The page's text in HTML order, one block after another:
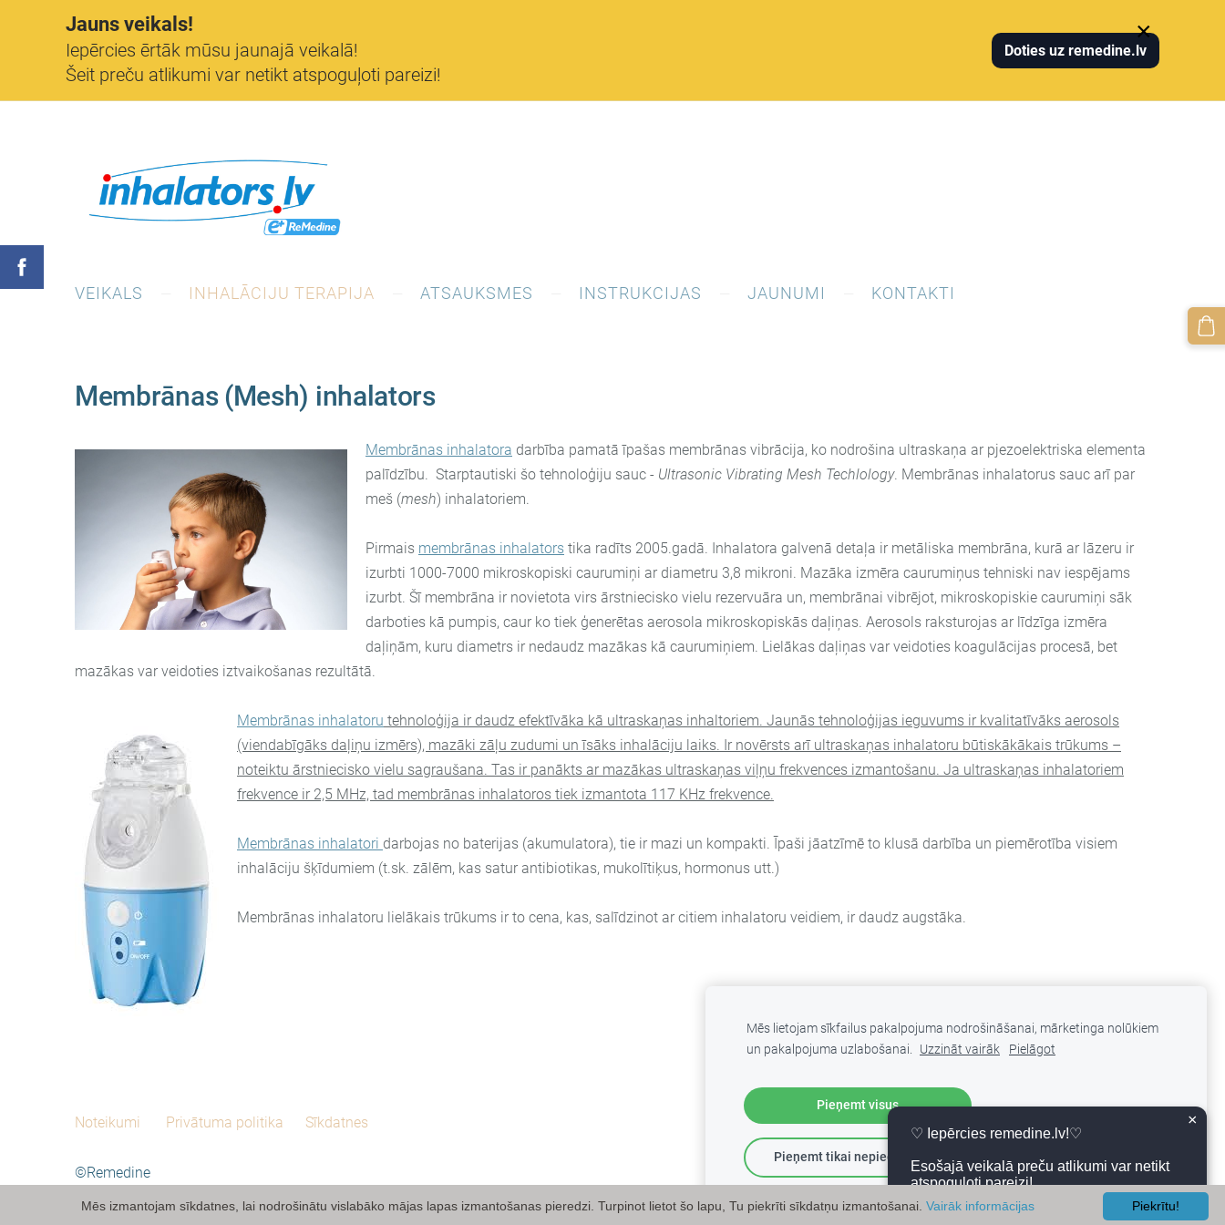
Jauns veikals!
Iepērcies ērtāk mūsu jaunajā veikalā!
Šeit preču atlikumi var netikt atspoguļoti pareizi!
Doties uz remedine.lv
×
VEIKALS INHALĀCIJU TERAPIJA ATSAUKSMES INSTRUKCIJAS JAUNUMI KONTAKTI
Membrānas (Mesh) inhalators
Membrānas inhalatora darbība pamatā īpašas membrānas vibrācija, ko nodrošina ultraskaņa ar pjezoelektriska elementa
palīdzību. Starptautiski šo tehnoloģiju sauc - Ultrasonic Vibrating Mesh Techlology. Membrānas inhalatorus sauc arī par
meš (mesh) inhalatoriem.
Pirmais membrānas inhalators tika radīts 2005.gadā. Inhalatora galvenā detaļa ir metāliska membrāna, kurā ar lāzeru ir
izurbti 1000-7000 mikroskopiski caurumiņi ar diametru 3,8 mikroni. Mazāka izmēra caurumiņus tehniski nav iespējams
izurbt. Šī membrāna ir novietota virs ārstniecisko vielu rezervuāra un, membrānai vibrējot, mikroskopiskie caurumiņi sāk
darboties kā pumpis, caur ko tiek ģenerētas aerosola mikroskopiskās daļiņas. Aerosols raksturojas ar līdzīga izmēra
daļiņām, kuru diametrs ir nedaudz mazākas kā caurumiņiem. Lielākas daļiņas var veidoties koagulācijas procesā, bet
mazākas var veidoties iztvaikošanas rezultātā.
Membrānas inhalatoru tehnoloģija ir daudz efektīvāka kā ultraskaņas inhaltoriem. Jaunās tehnoloģijas ieguvums ir kvalitatīvāks aerosols
(viendabīgāks daļiņu izmērs), mazāki zāļu zudumi un īsāks inhalāciju laiks. Ir novērsts arī ultraskaņas inhalatoru būtiskākākais trūkums –
noteiktu ārstniecisko vielu sagraušana. Tas ir panākts ar mazākas ultraskaņas viļņu frekvences izmantošanu. Ja ultraskaņas inhalatoriem
frekvence ir 2,5 MHz, tad membrānas inhalatoros tiek izmantota 117 KHz frekvence.
Membrānas inhalatori darbojas no baterijas (akumulatora), tie ir mazi un kompakti. Īpaši jāatzīmē to klusā darbība un piemērotība visiem
inhalāciju šķīdumiem (t.sk. zālēm, kas satur antibiotikas, mukolītiķus, hormonus utt.)
Membrānas inhalatoru lielākais trūkums ir to cena, kas, salīdzinot ar citiem inhalatoru veidiem, ir daudz augstāka.
Noteikumi Privātuma politika Sīkdatnes
©Remedine
Reģ.Nr. 42103022555, Lielā iela 2-26, Liepāja, tel. +371 26383300
×
♡ Iepērcies remedine.lv!♡
Esošajā veikalā preču atlikumi var netikt
atspoguļoti pareizi!
Piekrītu!
Mēs izmantojam sīkdatnes, lai nodrošinātu vislabāko mājas lapas izmantošanas pieredzi. Turpinot lietot šo lapu, Tu piekrīti sīkdatņu izmantošanai. Vairāk informācijas
Mēs lietojam sīkfailus pakalpojuma nodrošināšanai, mārketinga nolūkiem
un pakalpojuma uzlabošanai. Uzzināt vairāk Pielāgot
Pieņemt visus
Pieņemt tikai nepieciešamos